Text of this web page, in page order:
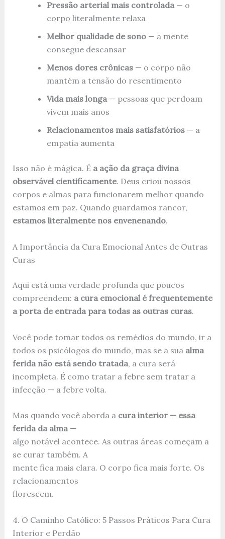
Pressão arterial mais controlada— o
corpo literalmente relaxa
Melhor qualidade de sono— a mente
consegue descansar
Menos dores crônicas— o corpo não
mantém a tensão do resentimento
Vida mais longa— pessoas que perdoam
vivem mais anos
Relacionamentos mais satisfatórios— a
empatia aumenta
Isso não é mágica. É a ação da graça divina
observável cientificamente. Deus criou nossos
corpos e almas para funcionarem melhor quando
estamos em paz. Quando guardamos rancor,
estamos literalmente nos envenenando.
A Importância da Cura Emocional Antes de Outras
Curas
Aqui está uma verdade profunda que poucos
compreendem: a cura emocional é frequentemente
a porta de entrada para todas as outras curas.
Você pode tomar todos os remédios do mundo, ir a
todos os psicólogos do mundo, mas se a sua alma
ferida não está sendo tratada, a cura será
incompleta. É como tratar a febre sem tratar a
infecção — a febre volta.
Mas quando você aborda a cura interior — essa
ferida da alma —
algo notável acontece. As outras áreas começam a
se curar também. A
mente fica mais clara. O corpo fica mais forte. Os
relacionamentos
florescem.
4. O Caminho Católico: 5 Passos Práticos Para Cura
Interior e Perdão